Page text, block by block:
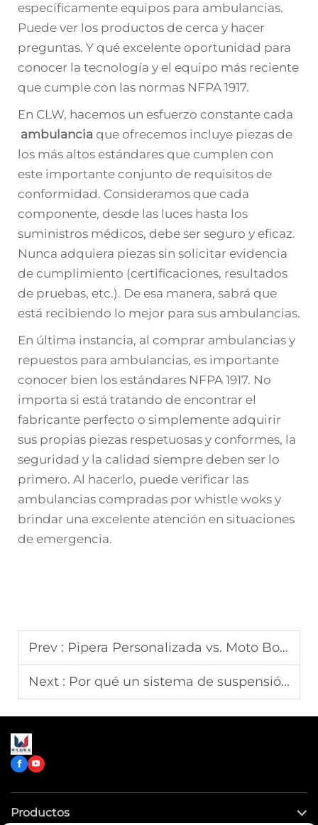
específicamente equipos para ambulancias.
Puede ver los productos de cerca y hacer
preguntas. Y qué excelente oportunidad para
conocer la tecnología y el equipo más reciente
que cumple con las normas NFPA 1917.
En CLW, hacemos un esfuerzo constante cada
ambulancia que ofrecemos incluye piezas de
los más altos estándares que cumplen con
este importante conjunto de requisitos de
conformidad. Consideramos que cada
componente, desde las luces hasta los
suministros médicos, debe ser seguro y eficaz.
Nunca adquiera piezas sin solicitar evidencia
de cumplimiento (certificaciones, resultados
de pruebas, etc.). De esa manera, sabrá que
está recibiendo lo mejor para sus ambulancias.
En última instancia, al comprar ambulancias y
repuestos para ambulancias, es importante
conocer bien los estándares NFPA 1917. No
importa si está tratando de encontrar el
fabricante perfecto o simplemente adquirir
sus propias piezas respetuosas y conformes, la
seguridad y la calidad siempre deben ser lo
primero. Al hacerlo, puede verificar las
ambulancias compradas por whistle woks y
brindar una excelente atención en situaciones
de emergencia.
Prev : Pipera Personalizada vs. Moto Bomba Estándar: Una Comparación Directa para los Presupuestos del Departamento
Next : Por qué un sistema de suspensión neumática es fundamental para la comodidad del paciente en una ambulancia personalizada
Productos